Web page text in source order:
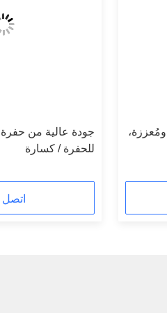
ومُعززة،
جودة عالية من حفرة
للحفرة / كسارة
اتصل